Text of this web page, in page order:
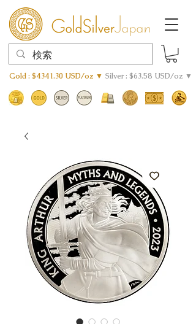
Gold : $4341.30 USD/oz ▼ Silver : $63.58 USD/oz ▼